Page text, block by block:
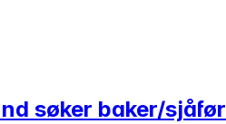
søker baker/sjåfør